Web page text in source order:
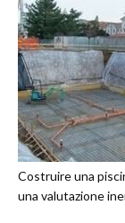
Costruire una
una valutazione